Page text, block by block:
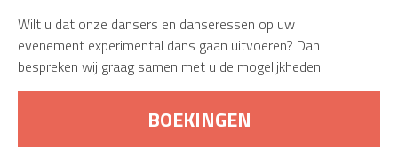
Wilt u dat onze dansers en danseressen op uw
evenement experimental dans gaan uitvoeren? Dan
bespreken wij graag samen met u de mogelijkheden.
BOEKINGEN